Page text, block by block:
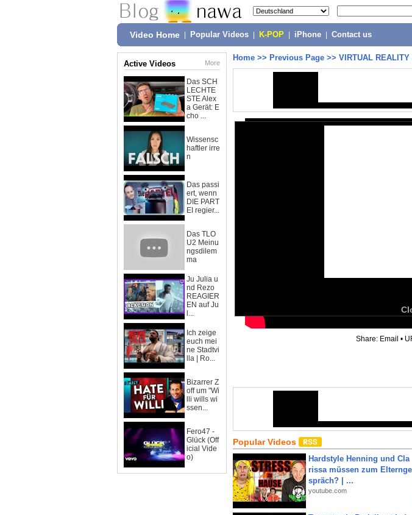
Video Home Popular Videos K-POP iPhone Contact us
Active Videos More
Das SCH
LECHTE
STE Alex
a Gerät: E
cho ...
Wissensc
haftler irre
n
Das passi
ert, wenn
DIE PART
EI regier...
Das TLO
U2 Meinu
ngsdilem
ma
Ju Julia u
nd Rezo
REAGIER
EN auf Ju
l...
Ich zeige
euch mei
ne Stadtvi
lla | Ro...
Bizarrer Z
off um "Wi
lli wills wi
ssen...
Fero47 -
Glück (Off
icial Vide
o)
Home >> Previous Page >> VIRTUAL REALITY
Share: Email •
Popular Videos
Hardstyle Henning und Cla
rissa müssen zum Elternge
spräch? | ...
youtube.com